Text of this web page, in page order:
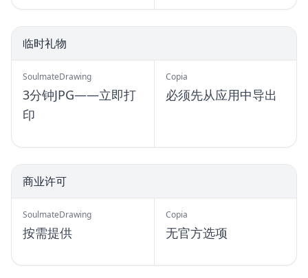
临时礼物
SoulmateDrawing
3分钟JPG——立即打
印
Copia
必须先从应用中导出
商业许可
SoulmateDrawing
按需提供
Copia
无官方选项